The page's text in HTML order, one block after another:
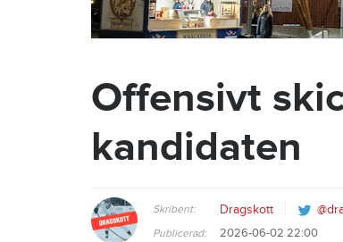
Offensivt
kandidaten
Skribent: Dragskott
Publicerad: 2026-06-02 22:00